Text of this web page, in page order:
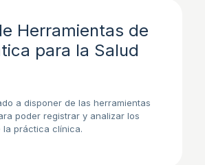
Herramientas de
para la Salud
a disponer de las herramientas
poder registrar y analizar los
la práctica clínica.